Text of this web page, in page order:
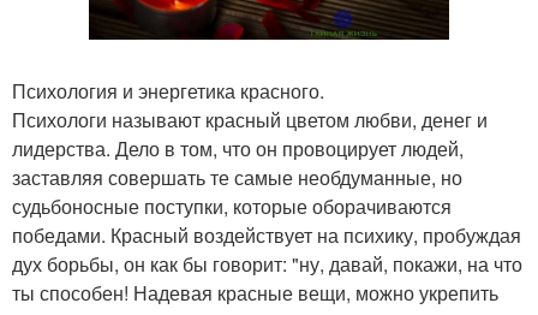
Психология и энергетика красного.
Психологи называют красный цветом любви, денег и
лидерства. Дело в том, что он провоцирует людей,
заставляя совершать те самые необдуманные, но
судьбоносные поступки, которые оборачиваются
победами. Красный воздействует на психику, пробуждая
дух борьбы, он как бы говорит: "ну, давай, покажи, на что
ты способен! Надевая красные вещи, можно укрепить